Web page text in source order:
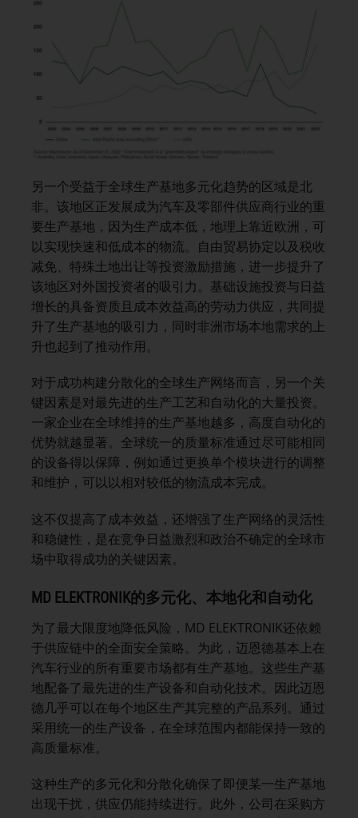
另一个受益于全球生产基地多元化趋势的区域是北
非。该地区正发展成为汽车及零部件供应商行业的重
要生产基地，因为生产成本低，地理上靠近欧洲，可
以实现快速和低成本的物流。自由贸易协定以及税收
减免、特殊土地出让等投资激励措施，进一步提升了
该地区对外国投资者的吸引力。基础设施投资与日益
增长的具备资质且成本效益高的劳动力供应，共同提
升了生产基地的吸引力，同时非洲市场本地需求的上
升也起到了推动作用。
对于成功构建分散化的全球生产网络而言，另一个关
键因素是对最先进的生产工艺和自动化的大量投资。
一家企业在全球维持的生产基地越多，高度自动化的
优势就越显著。全球统一的质量标准通过尽可能相同
的设备得以保障，例如通过更换单个模块进行的调整
和维护，可以以相对较低的物流成本完成。
这不仅提高了成本效益，还增强了生产网络的灵活性
和稳健性，是在竞争日益激烈和政治不确定的全球市
场中取得成功的关键因素。
MD ELEKTRONIK的多元化、本地化和自动化
为了最大限度地降低风险，MD ELEKTRONIK还依赖
于供应链中的全面安全策略。为此，迈恩德基本上在
汽车行业的所有重要市场都有生产基地。这些生产基
地配备了最先进的生产设备和自动化技术。因此迈恩
德几乎可以在每个地区生产其完整的产品系列。通过
采用统一的生产设备，在全球范围内都能保持一致的
高质量标准。
这种生产的多元化和分散化确保了即便某一生产基地
出现干扰，供应仍能持续进行。此外，公司在采购方